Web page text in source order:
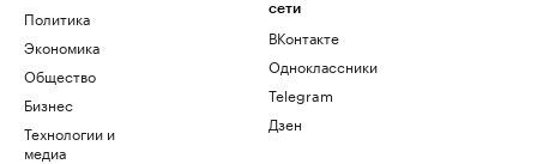
Политика
Экономика
Общество
Бизнес
Технологии и
медиа
сети
ВКонтакте
Одноклассники
Telegram
Дзен